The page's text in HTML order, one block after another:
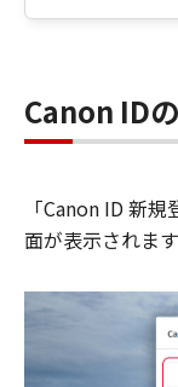
Canon ID
「Canon ID 新
面が表示されます